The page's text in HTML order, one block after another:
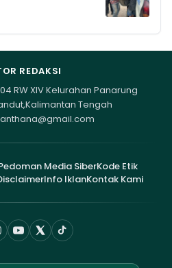
REDAKSI
RW XIV Kelurahan Panarung
Tengah
Media SiberKode Etik
Info IklanKontak Kami